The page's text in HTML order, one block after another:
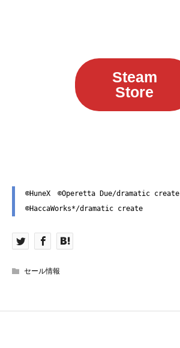
Steam
Store
©HuneX　©Operetta Due/dramatic create
©HaccaWorks*/dramatic create
セール情報